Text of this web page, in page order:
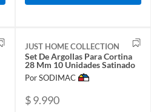
JUST HOME COLLECTION
Set De Argollas Para Cortina
28 Mm 10 Unidades Satinado
Por SODIMAC
$ 9.990